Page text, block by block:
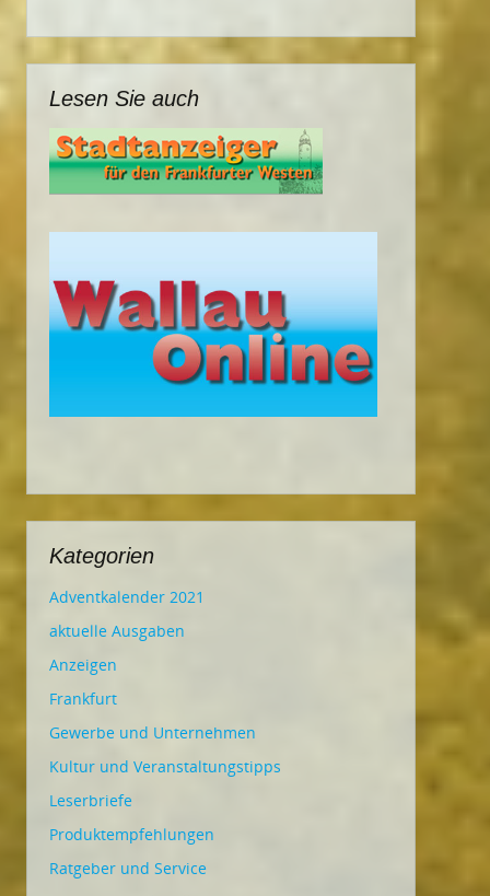
Lesen Sie auch
Kategorien
Adventkalender 2021
aktuelle Ausgaben
Anzeigen
Frankfurt
Gewerbe und Unternehmen
Kultur und Veranstaltungstipps
Leserbriefe
Produktempfehlungen
Ratgeber und Service